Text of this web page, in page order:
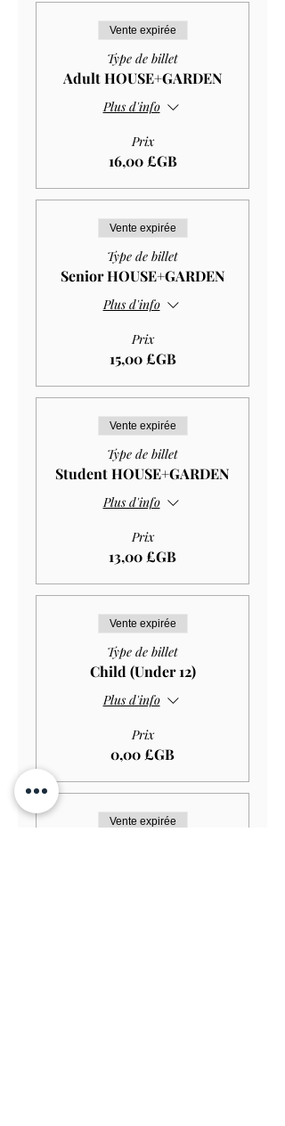
Vente expirée
Type de billet
Adult HOUSE+GARDEN
Plus d'info
Prix
16,00 £GB
Vente expirée
Type de billet
Senior HOUSE+GARDEN
Plus d'info
Prix
15,00 £GB
Vente expirée
Type de billet
Student HOUSE+GARDEN
Plus d'info
Prix
13,00 £GB
Vente expirée
Type de billet
Child (Under 12)
Plus d'info
Prix
0,00 £GB
Vente expirée